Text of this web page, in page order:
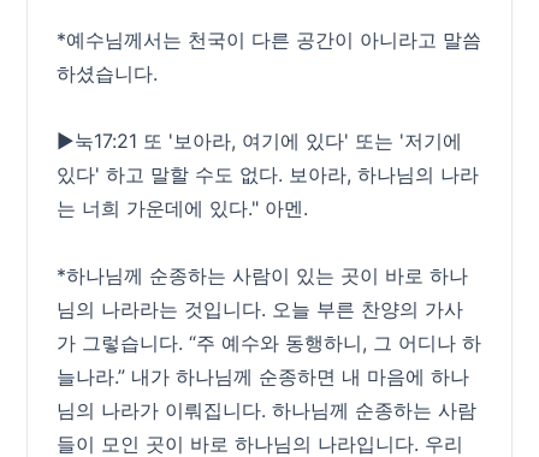
*예수님께서는 천국이 다른 공간이 아니라고 말씀
하셨습니다.
▶눅17:21 또 '보아라, 여기에 있다' 또는 '저기에
있다' 하고 말할 수도 없다. 보아라, 하나님의 나라
는 너희 가운데에 있다." 아멘.
*하나님께 순종하는 사람이 있는 곳이 바로 하나
님의 나라라는 것입니다. 오늘 부른 찬양의 가사
가 그렇습니다. “주 예수와 동행하니, 그 어디나 하
늘나라.” 내가 하나님께 순종하면 내 마음에 하나
님의 나라가 이뤄집니다. 하나님께 순종하는 사람
들이 모인 곳이 바로 하나님의 나라입니다. 우리